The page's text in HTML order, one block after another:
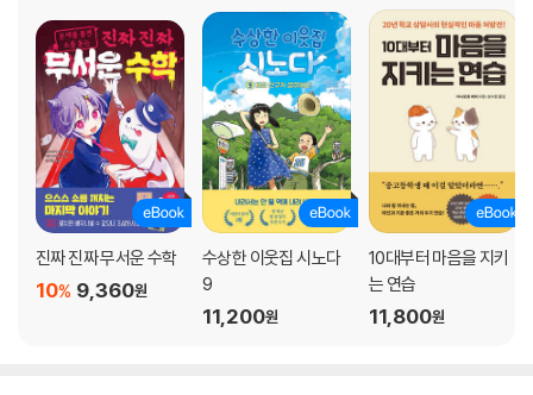
진짜 진짜 무서운 수학
9,360원
10%
수상한 이웃집 시노다
9
11,200원
10대부터 마음을 지키
는 연습
11,800원